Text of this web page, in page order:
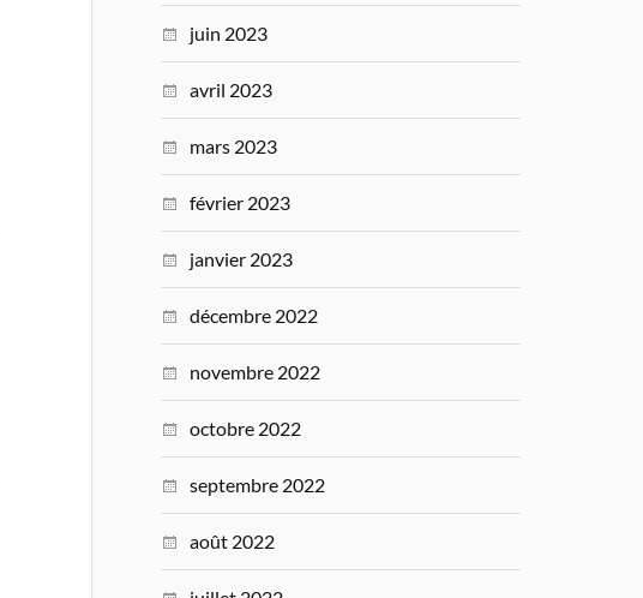
juin 2023
avril 2023
mars 2023
février 2023
janvier 2023
décembre 2022
novembre 2022
octobre 2022
septembre 2022
août 2022